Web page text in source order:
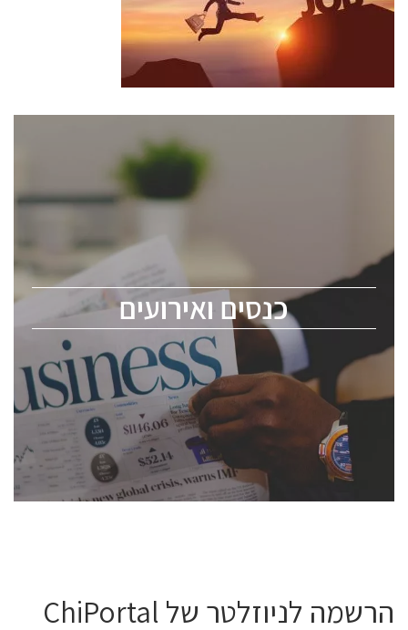
כנסים ואירועים
כנסים ואירועים
לכל העוסקים בתעשיית הסמיקונדקטור כולל מהנדסים,
ChipEx2026 will be held on May 12-13, 2026. The
conference is intended for everyone involved in the
semiconductor industry, including engineers,
professional experts, and senior executives.
לחץ לפרטים
הרשמה לניוזלטר של ChiPortal